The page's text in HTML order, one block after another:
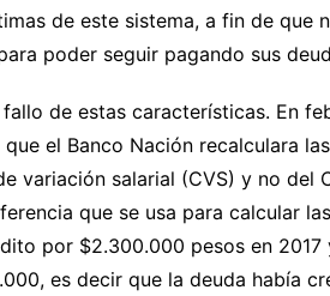
de este sistema, a fin de que
poder seguir pagando sus
de estas características. En
el Banco Nación recalculara
variación salarial (CVS) y no del
que se usa para calcular
por $2.300.000 pesos en
es decir que la deuda había